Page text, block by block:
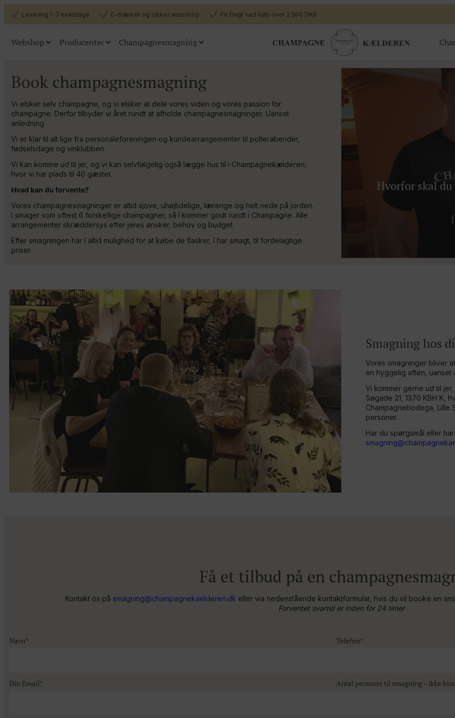
Levering 1-3 hverdage E-mærket og sikker webshop Fri fragt ved køb over 2.500 DKK
Webshop
Champagner
Flyttesalg
Smagekasser
Tilbehør (glas m.m.)
Smagninger
Book os
Køb billet
Gavekort
Valgfrit beløb til webshoppen
Champagnesmagning for 2
Bingo Banko Champagne for 2
Valgfrit beløb til bar/butik
Producenter
Alle producenter Den nye generation
Champagnesmagning
Book champagnesmagning
Book champagnesmagning
Vi elsker selv champagne, og vi elsker at dele vores viden og vores passion for
champagne. Derfor tilbyder vi året rundt at afholde champagnesmagninger. Uanset
anledning.
Vi er klar til alt lige fra personaleforeningen og kundearrangementer til polterabender,
fødselsdage og vinklubben.
Vi kan komme ud til jer, og vi kan selvfølgelig også lægge hus til i Champagnekælderen,
hvor vi har plads til 40 gæster.
Hvad kan du forvente?
Vores champagnesmagninger er altid sjove, uhøjtidelige, lærerige og helt nede på jorden.
I smager som oftest 6 forskellige champagner, så I kommer godt rundt i Champagne. Alle
arrangementer skræddersys efter jeres ønsker, behov og budget.
Efter smagningen har I altid mulighed for at købe de flasker, I har smagt, til fordelagtige
priser.
Hvorfor skal
Smagning hos
Vores smagninger bliver
en hyggelig aften, uanset
Vi kommer gerne ud til
Søgade 21, 1370 KBH K,
Champagnebodega, Lille
personer.
Har du spørgsmål eller
Få et tilbud på en
Kontakt os på smagning@champagnekaelderen.dk eller via nedenstående kontaktformular, hvis du vil booke en
Forventet svartid er inden for 24 timer
Navn* Telefon*
Din Email* Antal personer til smagning – ikke